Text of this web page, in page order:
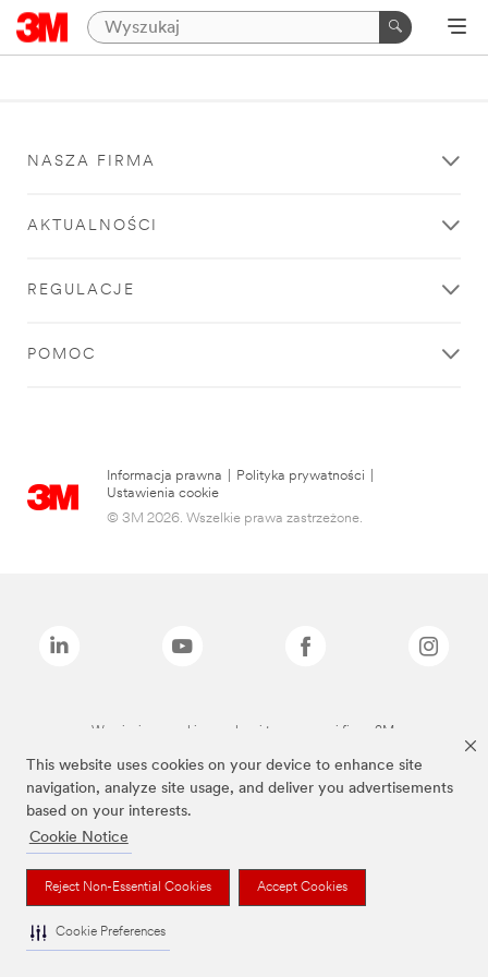
This website uses cookies on your device to enhance site
navigation, analyze site usage, and deliver you advertisements
based on your interests.
Cookie Notice
Reject Non-Essential Cookies Accept Cookies
Cookie Preferences
NASZA FIRMA
AKTUALNOŚCI
REGULACJE
POMOC
Informacja prawna Polityka prywatności
Ustawienia cookie
© 3M 2026. Wszelkie prawa zastrzeżone.
Wymienione marki są znakami towarowymi firmy 3M.